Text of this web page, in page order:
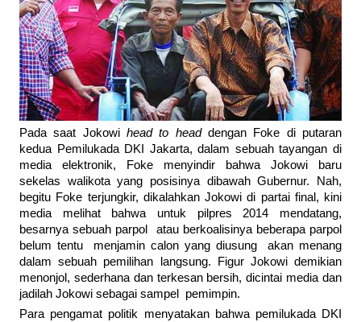
Pada saat Jokowi head to headdengan Foke di putaran
kedua Pemilukada DKI Jakarta, dalam sebuah tayangan di
media elektronik, Foke menyindir bahwa Jokowi baru
sekelas walikota yang posisinya dibawah Gubernur. Nah,
begitu Foke terjungkir, dikalahkan Jokowi di partai final, kini
media melihat bahwa untuk pilpres 2014 mendatang,
besarnya sebuah parpol atau berkoalisinya beberapa parpol
belum tentu menjamin calon yang diusung akan menang
dalam sebuah pemilihan langsung. Figur Jokowi demikian
menonjol, sederhana dan terkesan bersih, dicintai media dan
jadilah Jokowi sebagai sampel pemimpin.
Para pengamat politik menyatakan bahwa pemilukada DKI